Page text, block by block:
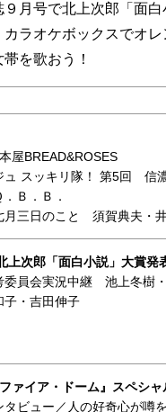
９月号で北上次郎「面
カラオケボックスでオ
を歌おう！
屋BREAD&ROSES
ュ スッキリ隊！ 第5回 信
Ｂ．Ｂ．
月三日のこと 須賀典夫・
上次郎「面白小説」大賞発
委員会実況中継 池上冬樹
子・吉田伸子
ァイア・ドーム』スペシャ
タビュー／人の好奇心が噂